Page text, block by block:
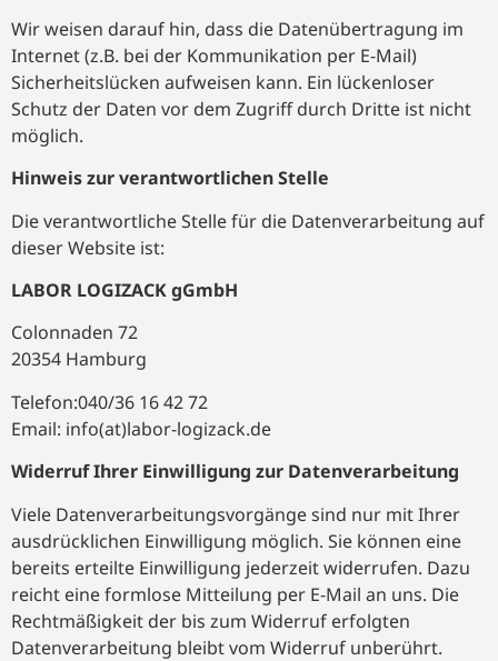
Wir weisen darauf hin, dass die Datenübertragung im
Internet (z.B. bei der Kommunikation per E-Mail)
Sicherheitslücken aufweisen kann. Ein lückenloser
Schutz der Daten vor dem Zugriff durch Dritte ist nicht
möglich.
Hinweis zur verantwortlichen Stelle
Die verantwortliche Stelle für die Datenverarbeitung auf
dieser Website ist:
LABOR LOGIZACK gGmbH
Colonnaden 72
20354 Hamburg
Telefon:040/36 16 42 72
Email: info(at)labor-logizack.de
Widerruf Ihrer Einwilligung zur Datenverarbeitung
Viele Datenverarbeitungsvorgänge sind nur mit Ihrer
ausdrücklichen Einwilligung möglich. Sie können eine
bereits erteilte Einwilligung jederzeit widerrufen. Dazu
reicht eine formlose Mitteilung per E-Mail an uns. Die
Rechtmäßigkeit der bis zum Widerruf erfolgten
Datenverarbeitung bleibt vom Widerruf unberührt.